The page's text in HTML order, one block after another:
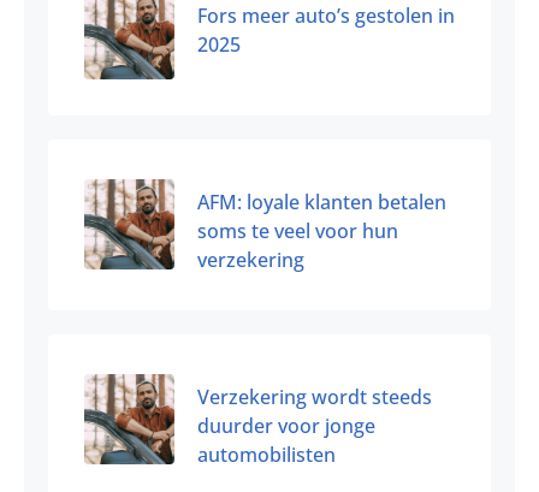
Fors meer auto’s gestolen in
2025
AFM: loyale klanten betalen
soms te veel voor hun
verzekering
Verzekering wordt steeds
duurder voor jonge
automobilisten